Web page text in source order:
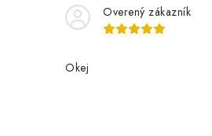
Overený zákazník
Okej